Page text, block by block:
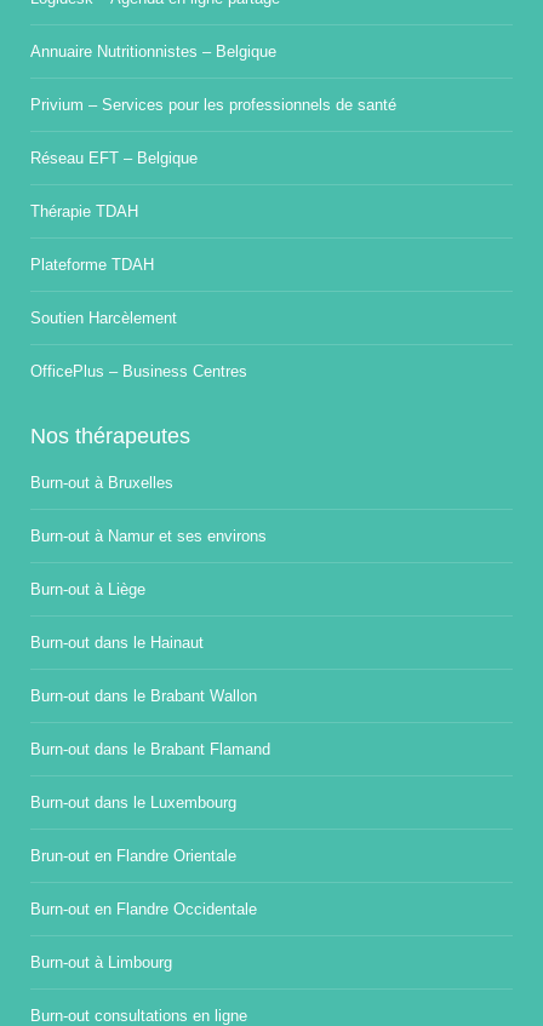
Annuaire Nutritionnistes – Belgique
Privium – Services pour les professionnels de santé
Réseau EFT – Belgique
Thérapie TDAH
Plateforme TDAH
Soutien Harcèlement
OfficePlus – Business Centres
Nos thérapeutes
Burn-out à Bruxelles
Burn-out à Namur et ses environs
Burn-out à Liège
Burn-out dans le Hainaut
Burn-out dans le Brabant Wallon
Burn-out dans le Brabant Flamand
Burn-out dans le Luxembourg
Brun-out en Flandre Orientale
Burn-out en Flandre Occidentale
Burn-out à Limbourg
Burn-out consultations en ligne